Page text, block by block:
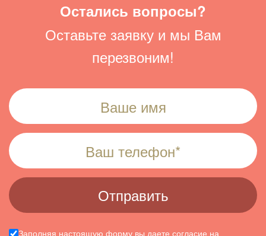
Остались вопросы?
Оставьте заявку и мы Вам
перезвоним!
Заполняя настоящую форму вы даете согласие на